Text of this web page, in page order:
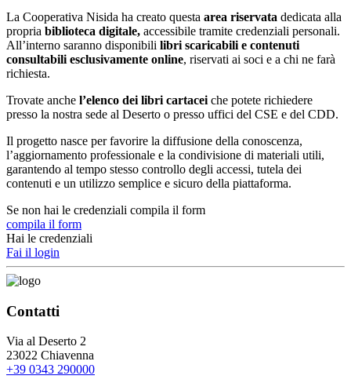
La Cooperativa Nisida ha creato questa area riservata dedicata alla
propria biblioteca digitale, accessibile tramite credenziali personali.
All’interno saranno disponibili libri scaricabili e contenuti
consultabili esclusivamente online, riservati ai soci e a chi ne farà
richiesta.
Trovate anche l’elenco dei libri cartacei che potete richiedere
presso la nostra sede al Deserto o presso uffici del CSE e del CDD.
Il progetto nasce per favorire la diffusione della conoscenza,
l’aggiornamento professionale e la condivisione di materiali utili,
garantendo al tempo stesso controllo degli accessi, tutela dei
contenuti e un utilizzo semplice e sicuro della piattaforma.
Se non hai le credenziali compila il form
compila il form
Hai le credenziali
Fai il login
Contatti
Via al Deserto 2
23022 Chiavenna
+39 0343 290000